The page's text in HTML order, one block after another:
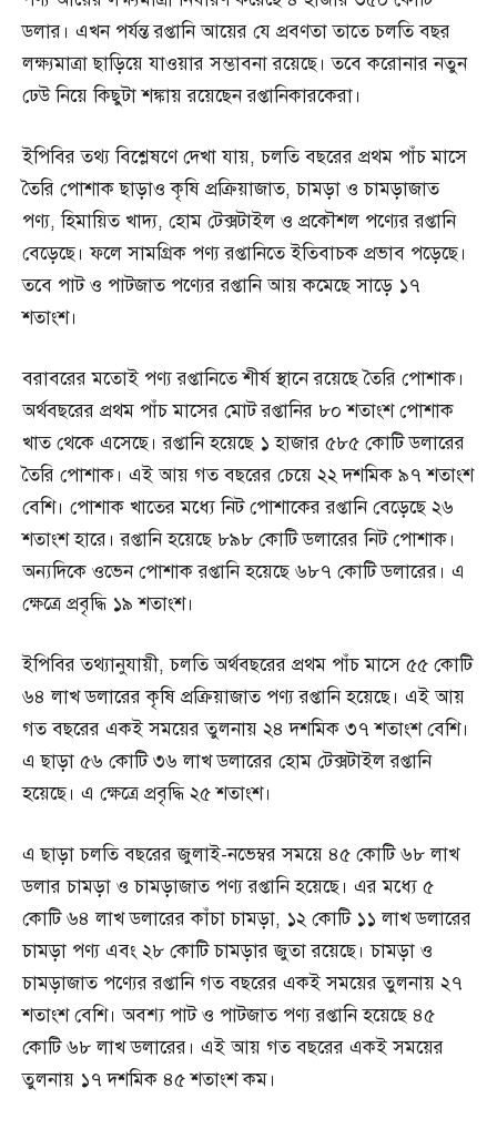
ডলার। এখন পর্যন্ত রপ্তানি আয়ের যে প্রবণতা তাতে চলতি বছর
লক্ষ্যমাত্রা ছাড়িয়ে যাওয়ার সম্ভাবনা রয়েছে। তবে করোনার নতুন
ঢেউ নিয়ে কিছুটা শঙ্কায় রয়েছেন রপ্তানিকারকেরা।
ইপিবির তথ্য বিশ্লেষণে দেখা যায়, চলতি বছরের প্রথম পাঁচ মাসে
তৈরি পোশাক ছাড়াও কৃষি প্রক্রিয়াজাত, চামড়া ও চামড়াজাত
পণ্য, হিমায়িত খাদ্য, হোম টেক্সটাইল ও প্রকৌশল পণ্যের রপ্তানি
বেড়েছে। ফলে সামগ্রিক পণ্য রপ্তানিতে ইতিবাচক প্রভাব পড়েছে।
তবে পাট ও পাটজাত পণ্যের রপ্তানি আয় কমেছে সাড়ে ১৭
শতাংশ।
বরাবরের মতোই পণ্য রপ্তানিতে শীর্ষ স্থানে রয়েছে তৈরি পোশাক।
অর্থবছরের প্রথম পাঁচ মাসের মোট রপ্তানির ৮০ শতাংশ পোশাক
খাত থেকে এসেছে। রপ্তানি হয়েছে ১ হাজার ৫৮৫ কোটি ডলারের
তৈরি পোশাক। এই আয় গত বছরের চেয়ে ২২ দশমিক ৯৭ শতাংশ
বেশি। পোশাক খাতের মধ্যে নিট পোশাকের রপ্তানি বেড়েছে ২৬
শতাংশ হারে। রপ্তানি হয়েছে ৮৯৮ কোটি ডলারের নিট পোশাক।
অন্যদিকে ওভেন পোশাক রপ্তানি হয়েছে ৬৮৭ কোটি ডলারের। এ
ক্ষেত্রে প্রবৃদ্ধি ১৯ শতাংশ।
ইপিবির তথ্যানুযায়ী, চলতি অর্থবছরের প্রথম পাঁচ মাসে ৫৫ কোটি
৬৪ লাখ ডলারের কৃষি প্রক্রিয়াজাত পণ্য রপ্তানি হয়েছে। এই আয়
গত বছরের একই সময়ের তুলনায় ২৪ দশমিক ৩৭ শতাংশ বেশি।
এ ছাড়া ৫৬ কোটি ৩৬ লাখ ডলারের হোম টেক্সটাইল রপ্তানি
হয়েছে। এ ক্ষেত্রে প্রবৃদ্ধি ২৫ শতাংশ।
এ ছাড়া চলতি বছরের জুলাই-নভেম্বর সময়ে ৪৫ কোটি ৬৮ লাখ
ডলার চামড়া ও চামড়াজাত পণ্য রপ্তানি হয়েছে। এর মধ্যে ৫
কোটি ৬৪ লাখ ডলারের কাঁচা চামড়া, ১২ কোটি ১১ লাখ ডলারের
চামড়া পণ্য এবং ২৮ কোটি চামড়ার জুতা রয়েছে। চামড়া ও
চামড়াজাত পণ্যের রপ্তানি গত বছরের একই সময়ের তুলনায় ২৭
শতাংশ বেশি। অবশ্য পাট ও পাটজাত পণ্য রপ্তানি হয়েছে ৪৫
কোটি ৬৮ লাখ ডলারের। এই আয় গত বছরের একই সময়ের
তুলনায় ১৭ দশমিক ৪৫ শতাংশ কম।